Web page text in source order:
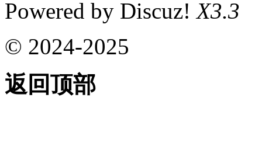
Powered by Discuz!X3.3
© 2024-2025
返回顶部